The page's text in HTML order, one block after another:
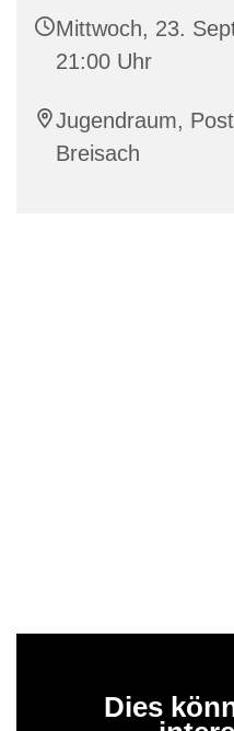
Mittwoch, 23.
21:00 Uhr
Jugendraum,
Breisach
Dies